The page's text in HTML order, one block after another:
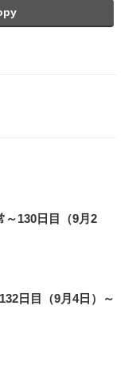
～130日目（9月2
日目（9月4日）～